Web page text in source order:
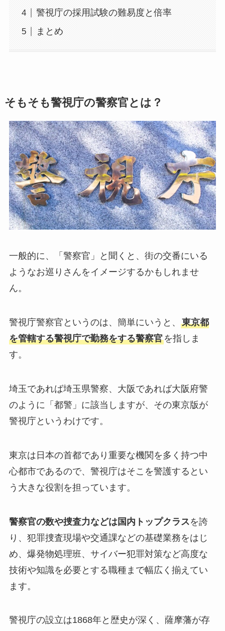
警視庁の採用試験の難易度と倍率
まとめ
そもそも警視庁の警察官とは？
一般的に、「警察官」と聞くと、街の交番にいる
ようなお巡りさんをイメージするかもしれませ
ん。
警視庁警察官というのは、簡単にいうと、 東京都
を管轄する警視庁で勤務をする警察官を指しま
す。
埼玉であれば埼玉県警察、大阪であれば大阪府警
のように「都警」に該当しますが、その東京版が
警視庁というわけです。
東京は日本の首都であり重要な機関を多く持つ中
心都市であるので、警視庁はそこを警護するとい
う大きな役割を担っています。
警察官の数や捜査力などは国内トップクラスを誇
り、犯罪捜査現場や交通課などの基礎業務をはじ
め、爆発物処理班、サイバー犯罪対策など高度な
技術や知識を必要とする職種まで幅広く揃えてい
ます。
警視庁の設立は1868年と歴史が深く、薩摩藩が存